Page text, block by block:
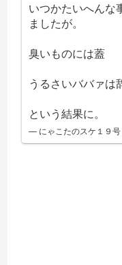
いつかたいへんな
ましたが。
臭いものには蓋
うるさいババァは
という結果に。
— にゃこたのスケ１９